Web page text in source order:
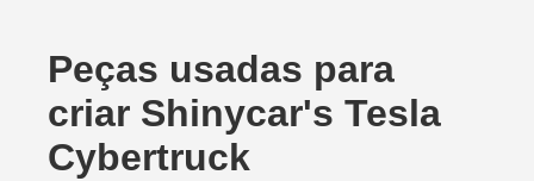
Peças usadas para
criar Shinycar's Tesla
Cybertruck